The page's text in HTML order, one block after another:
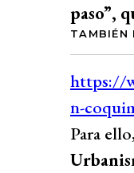
paso”,
TAMBIÉN
Para